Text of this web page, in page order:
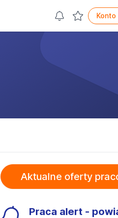
Aktualne oferty
Praca alert -